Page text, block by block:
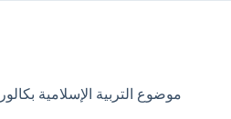
موضوع التربية الإسلامية بكالوريا